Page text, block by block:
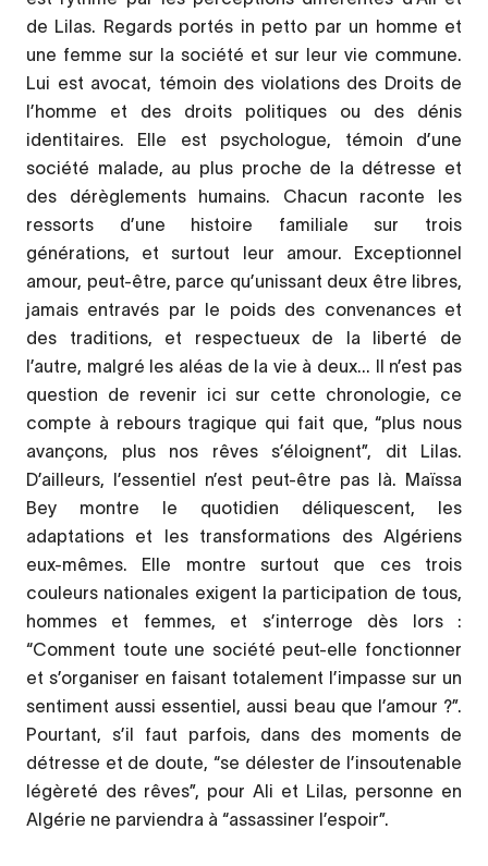
de Lilas. Regards portés in petto par un homme et
une femme sur la société et sur leur vie commune.
Lui est avocat, témoin des violations des Droits de
l’homme et des droits politiques ou des dénis
identitaires. Elle est psychologue, témoin d’une
société malade, au plus proche de la détresse et
des dérèglements humains. Chacun raconte les
ressorts d’une histoire familiale sur trois
générations, et surtout leur amour. Exceptionnel
amour, peut-être, parce qu’unissant deux être libres,
jamais entravés par le poids des convenances et
des traditions, et respectueux de la liberté de
l’autre, malgré les aléas de la vie à deux... Il n’est pas
question de revenir ici sur cette chronologie, ce
compte à rebours tragique qui fait que, “plus nous
avançons, plus nos rêves s’éloignent”, dit Lilas.
D’ailleurs, l’essentiel n’est peut-être pas là. Maïssa
Bey montre le quotidien déliquescent, les
adaptations et les transformations des Algériens
eux-mêmes. Elle montre surtout que ces trois
couleurs nationales exigent la participation de tous,
hommes et femmes, et s’interroge dès lors :
“Comment toute une société peut-elle fonctionner
et s’organiser en faisant totalement l’impasse sur un
sentiment aussi essentiel, aussi beau que l’amour ?”.
Pourtant, s’il faut parfois, dans des moments de
détresse et de doute, “se délester de l’insoutenable
légèreté des rêves”, pour Ali et Lilas, personne en
Algérie ne parviendra à “assassiner l’espoir”.